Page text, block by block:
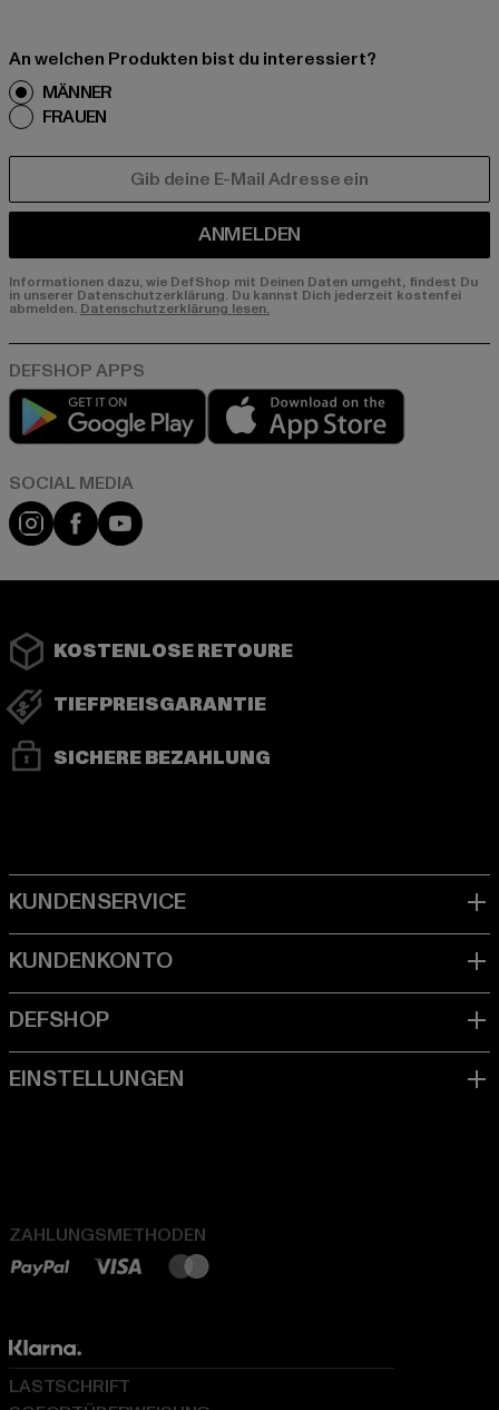
An welchen Produkten bist du interessiert?
MÄNNER
FRAUEN
ANMELDEN
Informationen dazu, wie DefShop mit Deinen Daten umgeht, findest Du
in unserer Datenschutzerklärung. Du kannst Dich jederzeit kostenfei
abmelden. Datenschutzerklärung lesen.
Play market
Instagram
FacebookYouTube
KOSTENLOSE RETOURE
TIEFPREISGARANTIE
SICHERE BEZAHLUNG
ZAHLUNGSMETHODEN
LASTSCHRIFT